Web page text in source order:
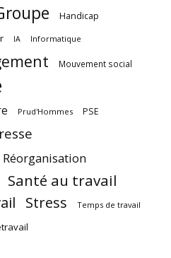
Handicap
IA Informatique
Mouvement social
Prud'Hommes PSE
Réorganisation
Santé au travail
Stress Temps de travail